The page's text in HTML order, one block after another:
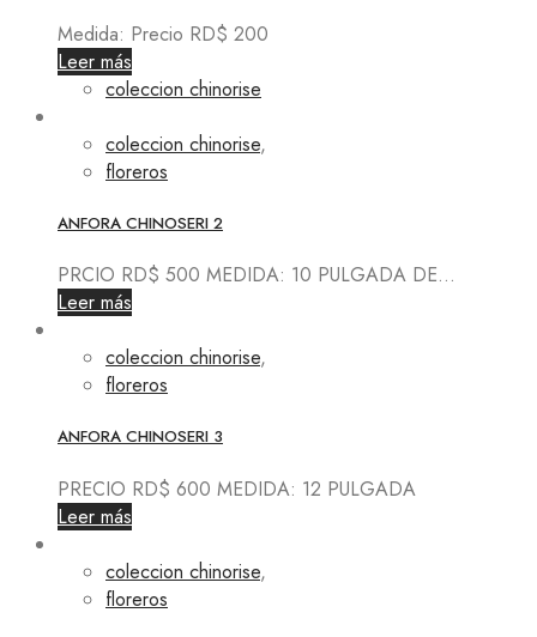
Medida: Precio RD$ 200
Leer más
coleccion chinorise
coleccion chinorise,
floreros
ANFORA CHINOSERI 2
PRCIO RD$ 500 MEDIDA: 10 PULGADA DE...
Leer más
coleccion chinorise,
floreros
ANFORA CHINOSERI 3
PRECIO RD$ 600 MEDIDA: 12 PULGADA
Leer más
coleccion chinorise,
floreros